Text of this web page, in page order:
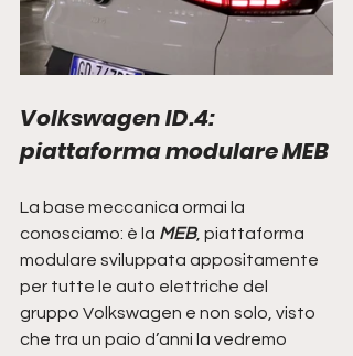
Volkswagen ID.4:
piattaforma modulare MEB
La base meccanica ormai la
conosciamo: è la MEB, piattaforma
modulare sviluppata appositamente
per tutte le auto elettriche del
gruppo Volkswagen e non solo, visto
che tra un paio d’anni la vedremo